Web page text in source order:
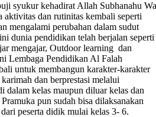
syukur kehadirat Allah Subhanahu
aktivitas dan rutinitas kembali seperti
mengalami perubahan dalam sudut
dunia pendidikan telah berjalan seperti
mengajar, Outdoor learning dan
Lembaga Pendidikan Al Falah
untuk membangun karakter-karakter
dan berprestasi melalui
dalam kelas maupun diluar kelas dan
pun sudah bisa dilaksanakan
peserta didik mulai kelas 3- 6.